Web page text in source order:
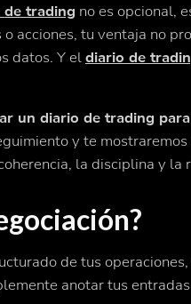
trading no es opcional,
acciones, tu ventaja no
datos. Y eldiario de
un diario de trading
y te
la disciplina y la
de tus
anotar tus